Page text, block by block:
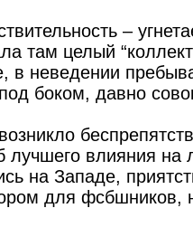
–
там целый
в неведении
боком, давно
лучшего влияния на
на Западе,
для фсбшников,